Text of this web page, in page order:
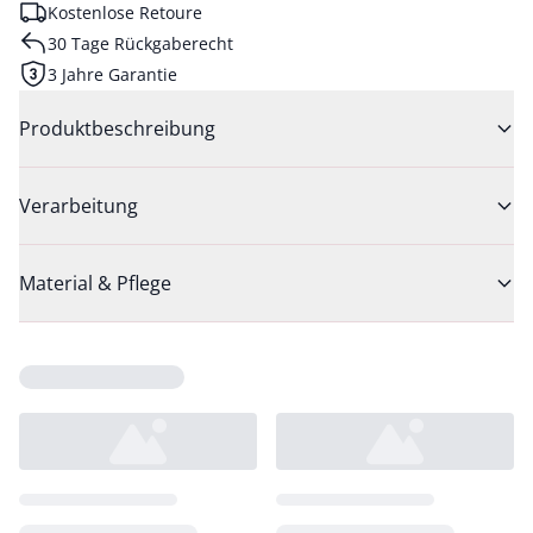
Kostenlose Retoure
30 Tage Rückgaberecht
3 Jahre Garantie
Produktbeschreibung
Verarbeitung
Material & Pflege